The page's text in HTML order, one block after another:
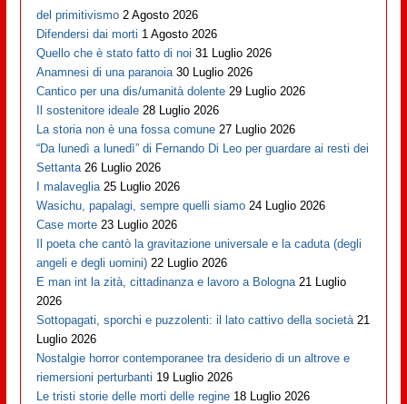
del primitivismo 2 Agosto 2026
Difendersi dai morti 1 Agosto 2026
Quello che è stato fatto di noi 31 Luglio 2026
Anamnesi di una paranoia 30 Luglio 2026
Cantico per una dis/umanità dolente 29 Luglio 2026
Il sostenitore ideale 28 Luglio 2026
La storia non è una fossa comune 27 Luglio 2026
“Da lunedì a lunedì” di Fernando Di Leo per guardare ai resti dei
Settanta 26 Luglio 2026
I malaveglia 25 Luglio 2026
Wasichu, papalagi, sempre quelli siamo 24 Luglio 2026
Case morte 23 Luglio 2026
Il poeta che cantò la gravitazione universale e la caduta (degli
angeli e degli uomini) 22 Luglio 2026
E man int la zità, cittadinanza e lavoro a Bologna 21 Luglio
2026
Sottopagati, sporchi e puzzolenti: il lato cattivo della società 21
Luglio 2026
Nostalgie horror contemporanee tra desiderio di un altrove e
riemersioni perturbanti 19 Luglio 2026
Le tristi storie delle morti delle regine 18 Luglio 2026